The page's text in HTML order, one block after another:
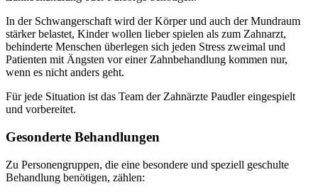
In der Schwangerschaft wird der Körper und auch der Mundraum
stärker belastet, Kinder wollen lieber spielen als zum Zahnarzt,
behinderte Menschen überlegen sich jeden Stress zweimal und
Patienten mit Ängsten vor einer Zahnbehandlung kommen nur,
wenn es nicht anders geht.
Für jede Situation ist das Team der Zahnärzte Paudler eingespielt
und vorbereitet.
Gesonderte Behandlungen
Zu Personengruppen, die eine besondere und speziell geschulte
Behandlung benötigen, zählen: